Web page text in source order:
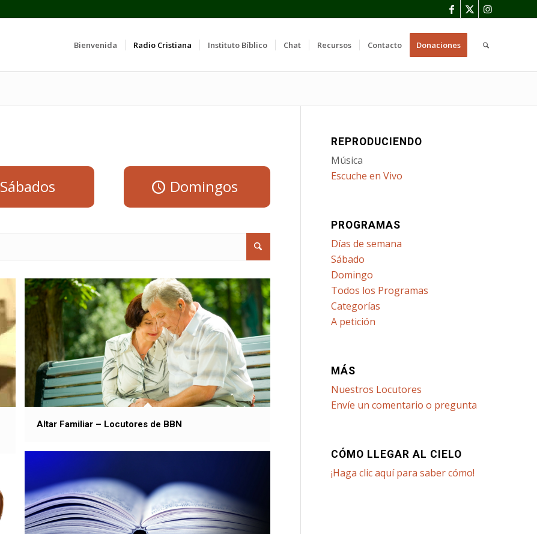
Bienvenida Radio Cristiana Instituto Bíblico Chat Recursos Contacto Donaciones
Sábados Domingos
Altar Familiar – Locutores de BBN
REPRODUCIENDO
Música
Escuche en Vivo
PROGRAMAS
Días de semana
Sábado
Domingo
Todos los Programas
Categorías
A petición
MÁS
Nuestros Locutores
Envíe un comentario o pregunta
CÓMO LLEGAR AL CIELO
¡Haga clic aquí para saber cómo!